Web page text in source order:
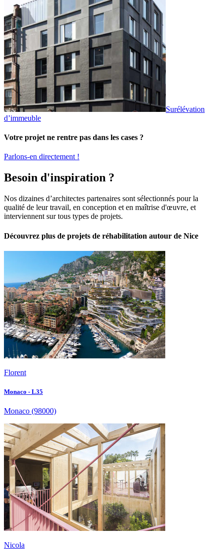
Surélévation
d’immeuble
Votre projet ne rentre pas dans les cases ?
Parlons-en directement !
Besoin d'inspiration ?
Nos dizaines d’architectes partenaires sont sélectionnés pour la
qualité de leur travail, en conception et en maîtrise d'œuvre, et
interviennent sur tous types de projets.
Découvrez plus de projets de réhabilitation autour de Nice
Florent
Monaco - L35
Monaco (98000)
Nicola